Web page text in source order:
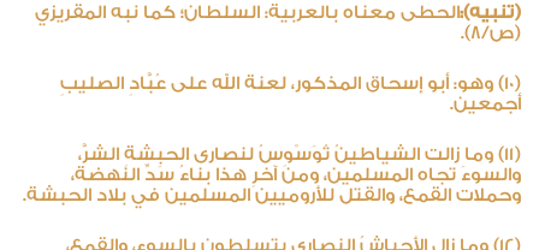
(تنبيه):الحطى معناه بالعربية: السلطان؛ كما نبه المقريزي
(ص/8).
(10) وهو: أبو إسحاق المذكور، لعنة الله على عُبَّادِ الصليبِ
أجمعين.
(11) وما زالت الشياطينُ تُوَسْوِسُ لنصارى الحبشةِ الشرَّ،
والسوءَ تجاه المسلمين، ومن آخرِ هذا بناءُ سَدِّ النهضة،
وحملات القمع، والقتل للأروميين المسلمين في بلاد الحبشة.
(12) وما زال الأحباشُ النصارى يتسلطون بالسوء، والقمعِ،